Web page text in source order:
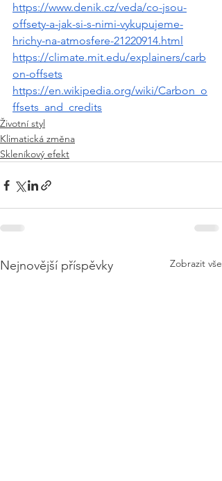
https://www.denik.cz/veda/co-jsou-
offsety-a-jak-si-s-nimi-vykupujeme-
hrichy-na-atmosfere-21220914.html
https://climate.mit.edu/explainers/carb
on-offsets
https://en.wikipedia.org/wiki/Carbon_o
ffsets_and_credits
Životní styl
Klimatická změna
Skleníkový efekt
Nejnovější příspěvky Zobrazit vše